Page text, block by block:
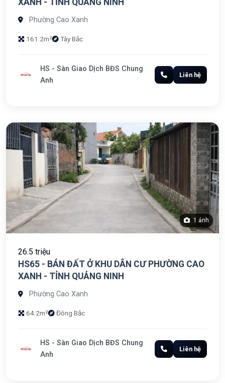
XANH - TỈNH QUẢNG NINH
Phường Cao Xanh
161.2m² Tây Bắc
HS - Sàn Giao Dịch BĐS Chung
Anh
Liên hệ
1 ảnh
26.5 triệu
HS65 - BÁN ĐẤT Ở KHU DÂN CƯ PHƯỜNG CAO
XANH - TỈNH QUẢNG NINH
Phường Cao Xanh
64.2m² Đông Bắc
HS - Sàn Giao Dịch BĐS Chung
Anh
Liên hệ